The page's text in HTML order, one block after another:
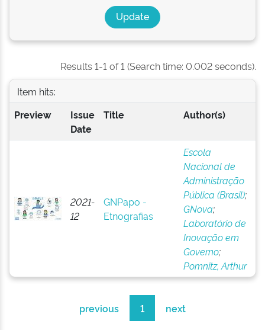
Results 1-1 of 1 (Search time: 0.002 seconds).
Item hits:
Preview
Issue
Date
Title Author(s)
2021-
12
GNPapo -
Etnografias
Escola
Nacional de
Administração
Pública (Brasil);
GNova;
Laboratório de
Inovação em
Governo;
Pomnitz, Arthur
previous 1 next